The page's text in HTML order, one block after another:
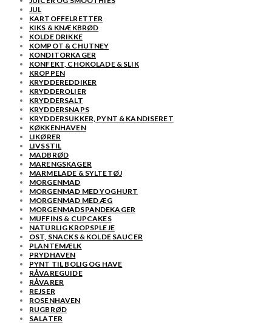
JUL
KARTOFFELRETTER
KIKS & KNÆKBRØD
KOLDE DRIKKE
KOMPOT & CHUTNEY
KONDITORKAGER
KONFEKT, CHOKOLADE & SLIK
KROPPEN
KRYDDEREDDIKER
KRYDDEROLIER
KRYDDERSALT
KRYDDERSNAPS
KRYDDERSUKKER, PYNT & KANDISERET
KØKKENHAVEN
LIKØRER
LIVSSTIL
MADBRØD
MARENGSKAGER
MARMELADE & SYLTETØJ
MORGENMAD
MORGENMAD MED YOGHURT
MORGENMAD MED ÆG
MORGENMADSPANDEKAGER
MUFFINS & CUPCAKES
NATURLIG KROPSPLEJE
OST, SNACKS & KOLDE SAUCER
PLANTEMÆLK
PRYDHAVEN
PYNT TIL BOLIG OG HAVE
RÅVAREGUIDE
RÅVARER
REJSER
ROSENHAVEN
RUGBRØD
SALATER